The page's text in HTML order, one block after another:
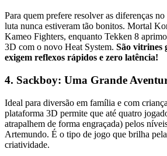
Para quem prefere resolver as diferenças
luta nunca estiveram tão bonitos. Mortal
Kameo Fighters, enquanto Tekken 8
3D com o novo Heat System. São vitrines
exigem reflexos rápidos e zero latência!
4. Sackboy: Uma Grande
Ideal para diversão em família e com
plataforma 3D permite que até quatro
atrapalhem de forma engraçada) pelos
Artemundo. É o tipo de jogo que brilha
criatividade.